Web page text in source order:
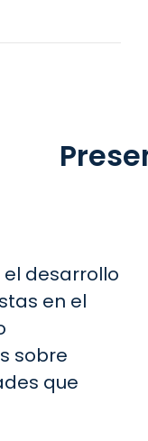
desarrollo
en el
sobre
que